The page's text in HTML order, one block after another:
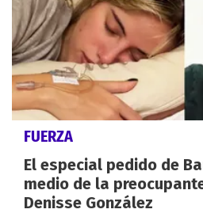
FUERZA
El especial pedido de
medio de la
Denisse González